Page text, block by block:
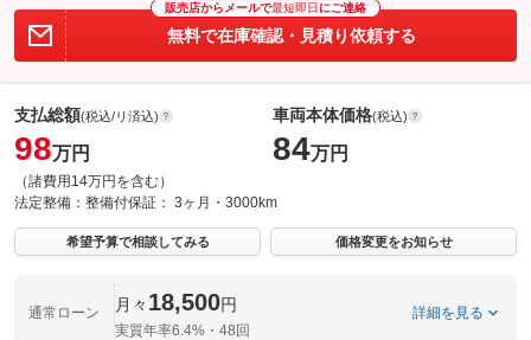
販売店からメールで最短即日 にご連絡
無料で在庫確認・見積り依頼する
支払総額(税込/リ済込)
98万円
（諸費用14万円を含む）
車両本体価格(税込)
84万円
法定整備： 整備付保証： 3ヶ月・3000km
希望予算で相談してみる 価格変更をお知らせ
通常ローン 月々 18,500円
実質年率6.4%・48回
詳細を見る